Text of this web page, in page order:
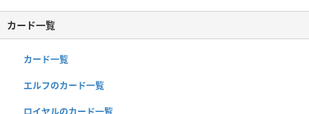
カード一覧
カード一覧
エルフのカード一覧
ロイヤルのカード一覧